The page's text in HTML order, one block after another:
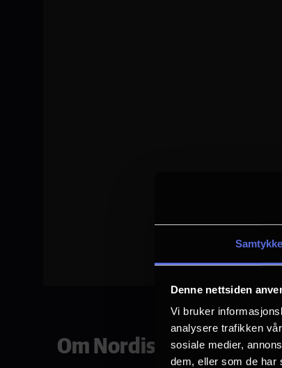
Samtykke
Denne nettsiden
Vi bruker
analysere trafikken
sosiale medier,
dem, eller som de har
Om Nordisk Film Kino